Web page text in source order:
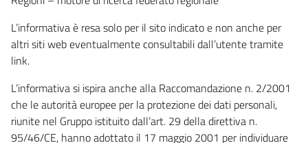
L’informativa è resa solo per il sito indicato e non anche per
altri siti web eventualmente consultabili dall’utente tramite
link.
L’informativa si ispira anche alla Raccomandazione n. 2/2001
che le autorità europee per la protezione dei dati personali,
riunite nel Gruppo istituito dall’art. 29 della direttiva n.
95/46/CE, hanno adottato il 17 maggio 2001 per individuare